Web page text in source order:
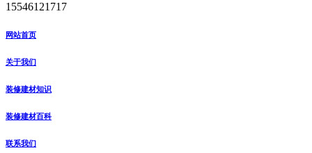
15546121717
网站首页
关于我们
装修建材知识
装修建材百科
联系我们